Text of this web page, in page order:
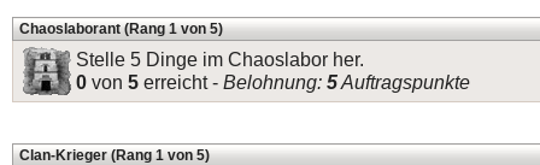
Chaoslaborant (Rang 1 von 5)
Stelle 5 Dinge im Chaoslabor her.
0 von 5 erreicht - Belohnung: 5Auftragspunkte
Clan-Krieger (Rang 1 von 5)